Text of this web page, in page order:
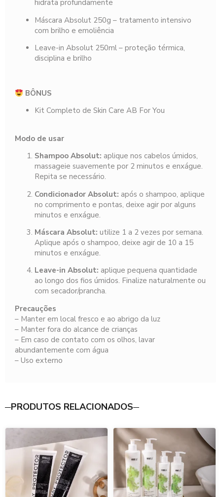
hidrata profundamente
Máscara Absolut 250g – tratamento intensivo
com brilho e emoliência
Leave-in Absolut 250ml – proteção térmica,
disciplina e brilho
BÔNUS
Kit Completo de Skin Care AB For You
Modo de usar
Shampoo Absolut: aplique nos cabelos úmidos,
massageie suavemente por 2 minutos e enxágue.
Repita se necessário.
Condicionador Absolut: após o shampoo, aplique
no comprimento e pontas, deixe agir por alguns
minutos e enxágue.
Máscara Absolut: utilize 1 a 2 vezes por semana.
Aplique após o shampoo, deixe agir de 10 a 15
minutos e enxágue.
Leave-in Absolut: aplique pequena quantidade
ao longo dos fios úmidos. Finalize naturalmente ou
com secador/prancha.
Precauções
– Manter em local fresco e ao abrigo da luz
– Manter fora do alcance de crianças
– Em caso de contato com os olhos, lavar
abundantemente com água
– Uso externo
PRODUTOS RELACIONADOS